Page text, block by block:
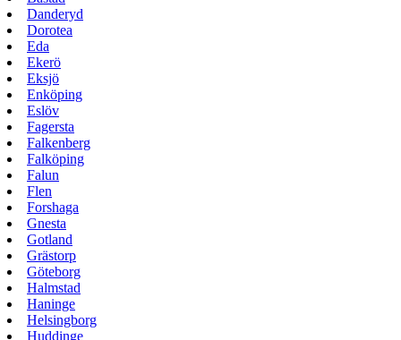
Danderyd
Dorotea
Eda
Ekerö
Eksjö
Enköping
Eslöv
Fagersta
Falkenberg
Falköping
Falun
Flen
Forshaga
Gnesta
Gotland
Grästorp
Göteborg
Halmstad
Haninge
Helsingborg
Huddinge